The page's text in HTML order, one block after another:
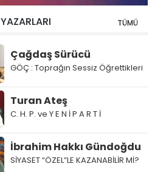
YAZARLARI TÜMÜ
Çağdaş Sürücü
GÖÇ : Toprağın Sessiz Öğrettikleri
Turan Ateş
C. H. P. ve Y E N İ P A R T İ
İbrahim Hakkı Gündoğdu
SİYASET “ÖZEL”LE KAZANABİLİR Mİ?